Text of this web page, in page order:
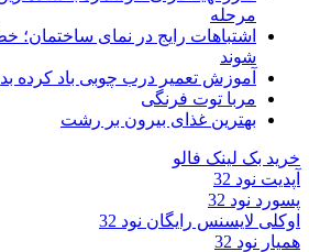
مرحله
اشتباهات رایج در نمای ساختمان؛
شوند
آموزش تعمیر درب چوبی باد کرده
مربا توت فرنگی
بهترین غذای بیرون بر رشت
خرید بک لینک فالو
آپدیت نود 32
پسورد نود 32
اوکلی لایسنس رایگان نود 32
همیار نود 32